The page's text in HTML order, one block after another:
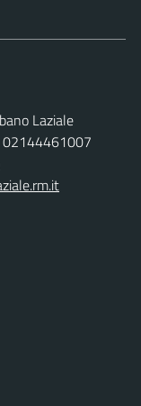
Laziale
02144461007